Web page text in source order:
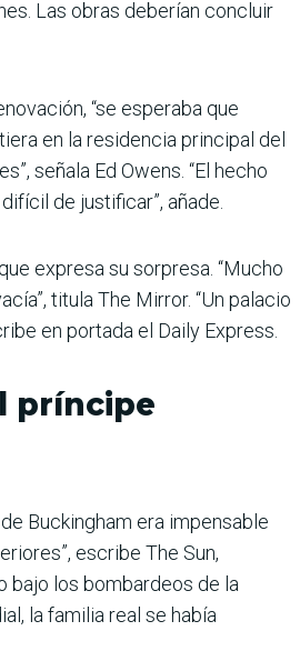
Las obras deberían concluir
“se esperaba que
en la residencia principal del
señala Ed Owens. “El hecho
de justificar”, añade.
expresa su sorpresa. “Mucho
titula The Mirror. “Un palacio
en portada el Daily Express.
príncipe
Buckingham era impensable
escribe The Sun,
bajo los bombardeos de la
la familia real se había